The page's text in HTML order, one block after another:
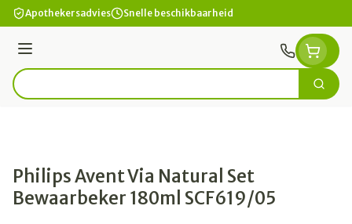
Ga naar de inhoud
Apothekersadvies Snelle beschikbaarheid
Menu
Product, merk, categorie... Zoek
Philips Avent Via Natural Set
Bewaarbeker 180ml SCF619/05